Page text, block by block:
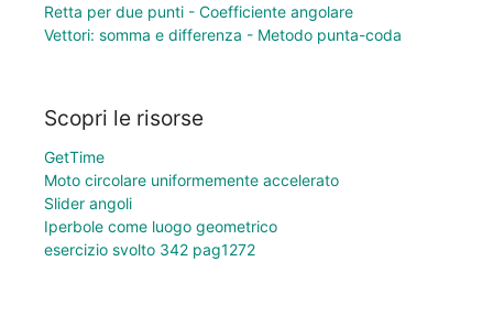
Retta per due punti - Coefficiente angolare
Vettori: somma e differenza - Metodo punta-coda
Scopri le risorse
GetTime
Moto circolare uniformemente accelerato
Slider angoli
Iperbole come luogo geometrico
esercizio svolto 342 pag1272